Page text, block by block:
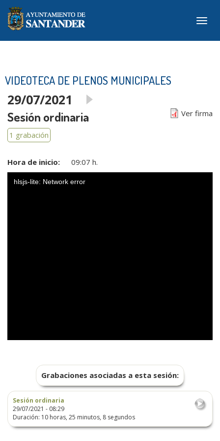
Pasar
contenido
VIDEOTECA DE PLENOS MUNICIPALES
29/07/2021
Sesión ordinaria Ver firma
1 grabación
Hora de inicio: 09:07 h.
hlsjs-lite: Network error
Grabaciones asociadas a esta sesión:
Sesión ordinaria
29/07/2021 - 08:29
Duración: 10 horas, 25 minutos, 8 segundos